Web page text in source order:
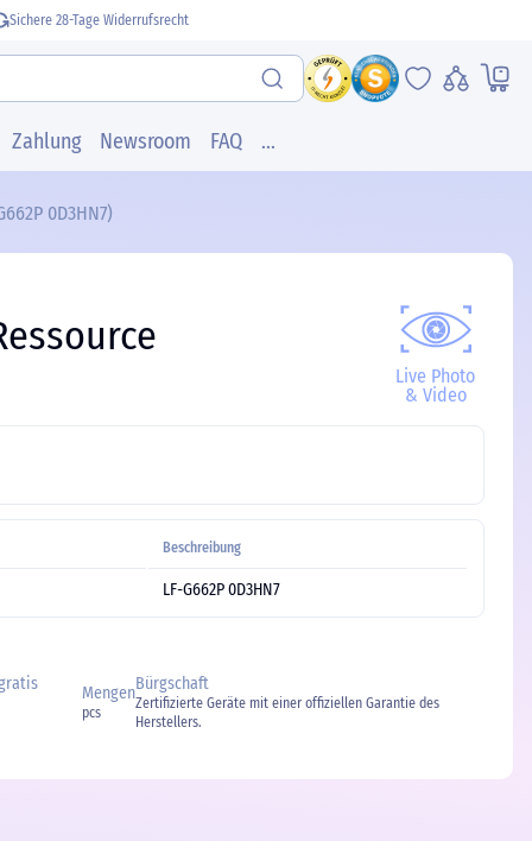
Sichere 28-Tage Widerrufsrecht
Zahlung Newsroom FAQ ...
0D3HN7)
Live Photo
& Video
Beschreibung
LF-G662P 0D3HN7
Mengen
pcs
Bürgschaft
Zertifizierte Geräte mit einer offiziellen Garantie des
Herstellers.